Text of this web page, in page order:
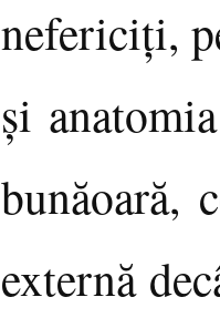
nefericiţi,
şi
bunăoară,
externă